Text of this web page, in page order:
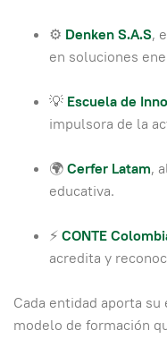
⚙️ Denken S.A.S,
en soluciones
💡 Escuela de
impulsora de la
🌍Cerfer Latam,
educativa.
⚡CONTE
acredita y
Cada entidad aporta
modelo de formación